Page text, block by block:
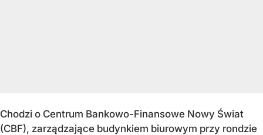
Chodzi o Centrum Bankowo-Finansowe Nowy Świat
(CBF), zarządzające budynkiem biurowym przy rondzie